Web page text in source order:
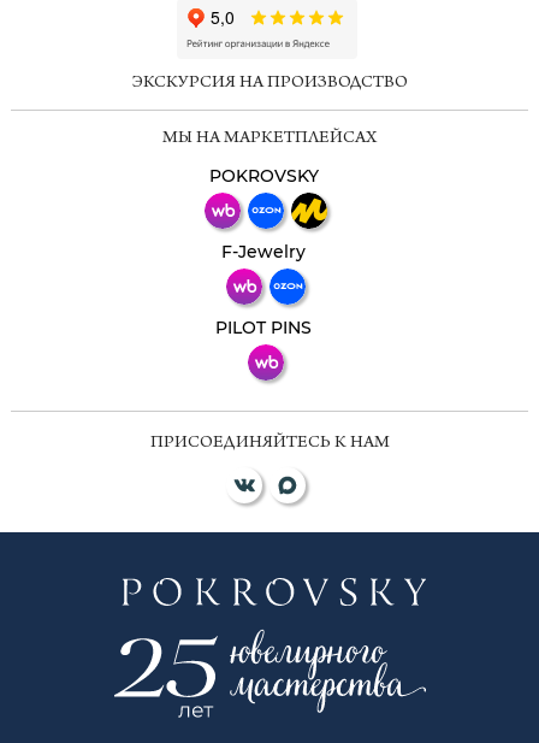
ЭКСКУРСИЯ НА ПРОИЗВОДСТВО
МЫ НА МАРКЕТПЛЕЙСАХ
POKROVSKY
F-Jewelry
PILOT PINS
ПРИСОЕДИНЯЙТЕСЬ К НАМ